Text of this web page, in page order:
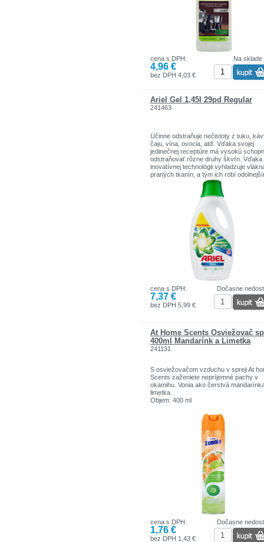
Na sklade
cena s DPH:
4,96 €
bez DPH 4,03 €
Ariel Gel 1,45l 29pd Regular
241463
Účinne odstraňuje nečistoty z tuku,
čaju, vína, ovocia, atď. Vďaka svojej
jedinečnej receptúre má vysokú
odstraňovať rôzne druhy škvŕn. Vďaka
inovatívnej technológii vyhladzuje
praných tkanín, a tým ich robí
voči následným škvrnám a nečistotám.
Dodá bielizni príjemnú vôňu.
Chráni tkaniny a predlžuje
takže vyprané tkaniny vyzerajú dlhšie
nové. Na odstránenie veľmi odolných
nalejte prací prostriedok priamo na
potom pridajte dávku prípravku do
Výrobok má zmäkčovač vody počas
procesu prania. Gél je určený na
práčke aj na ručné pranie.
Nepoužívajte na vlnu a hodváb.
Objem : 1,45L/29praní
Dočasne
cena s DPH:
7,37 €
bez DPH 5,99 €
At Home Scents Osviežovač
400ml Mandarínk a Limetka
241131
S osviežovačom vzduchu v spreji At
Scents zaženiete nepríjemné pachy v
okamihu. Vonia ako čerstvá
limetka.
Objem: 400 ml
Dočasne
cena s DPH:
1,76 €
bez DPH 1,43 €